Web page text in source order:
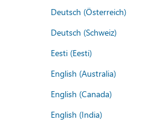
Deutsch (Österreich)
Deutsch (Schweiz)
Eesti (Eesti)
English (Australia)
English (Canada)
English (India)